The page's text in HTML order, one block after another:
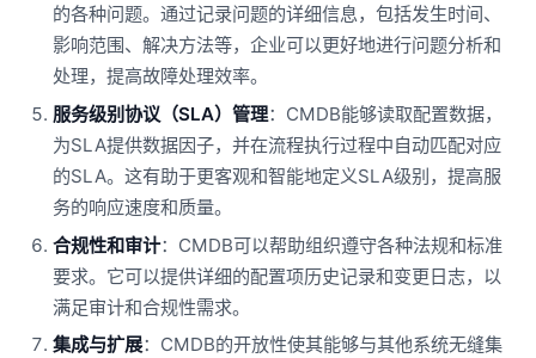
的各种问题。通过记录问题的详细信息，包括发生时间、
影响范围、解决方法等，企业可以更好地进行问题分析和
处理，提高故障处理效率。
服务级别协议（SLA）管理：CMDB能够读取配置数据，
为SLA提供数据因子，并在流程执行过程中自动匹配对应
的SLA。这有助于更客观和智能地定义SLA级别，提高服
务的响应速度和质量。
合规性和审计：CMDB可以帮助组织遵守各种法规和标准
要求。它可以提供详细的配置项历史记录和变更日志，以
满足审计和合规性需求。
集成与扩展：CMDB的开放性使其能够与其他系统无缝集